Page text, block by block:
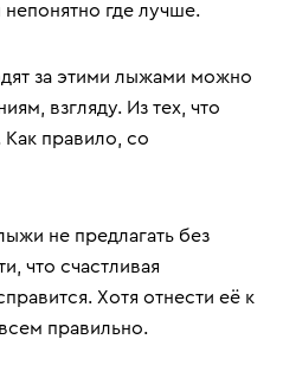
где лучше.
за этими лыжами можно
взгляду. Из тех, что
Как правило, со
не предлагать без
что счастливая
Хотя отнести её к
правильно.